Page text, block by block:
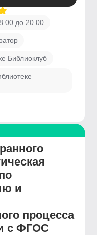
до 20.00
Библиоклуб
и
процесса
с ФГОС